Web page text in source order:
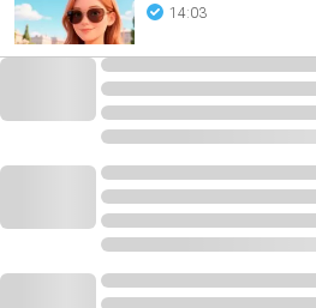
14:03